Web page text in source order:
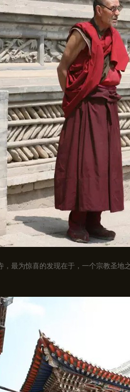
最为惊喜的发现在于，一个宗教圣